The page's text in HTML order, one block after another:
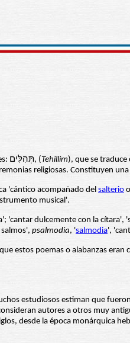
significa 'composición para alabar, adorar o invocar a Dios'. En hebreo el término es: תְּהִלִּים, (Tehillim), que se traduce
religiosas. Constituyen
'cántico acompañado del salterio
musical'.
'cantar dulcemente con la
psalmodia, 'salmodia',
estos poemas o alabanzas eran
estudiosos estiman que
autores a otros muy
desde la época monárquica